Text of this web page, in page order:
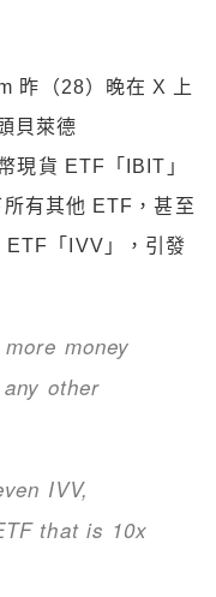
昨（28）晚在 X 上
貝萊德
現貨 ETF「IBIT」
有其他 ETF，甚至
「IVV」，引發
money
other
IVV,
that is 10x